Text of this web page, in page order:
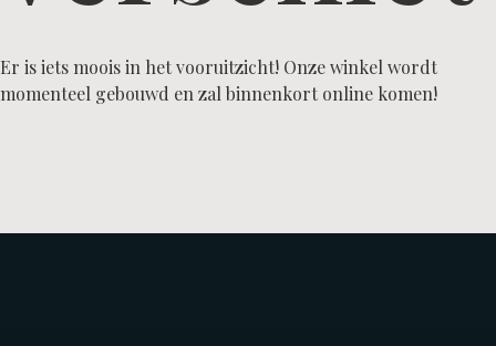
Er is iets moois in het vooruitzicht! Onze winkel wordt
momenteel gebouwd en zal binnenkort online komen!